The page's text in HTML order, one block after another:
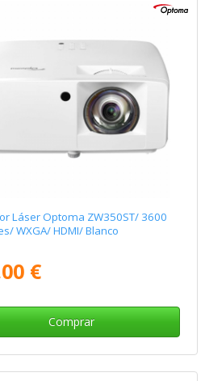
Láser Optoma ZW350ST/ 3600
WXGA/ HDMI/ Blanco
€
Comprar